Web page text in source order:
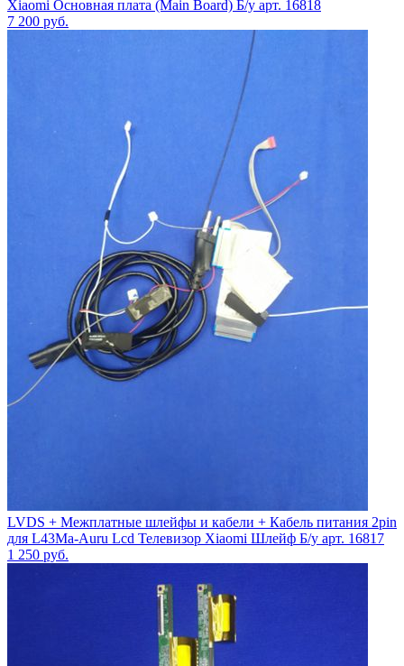
Xiaomi Основная плата (Main Board) Б/у арт. 16818
7 200 руб.
LVDS + Межплатные шлейфы и кабели + Кабель питания 2pin
для L43Ma-Auru Lcd Телевизор Xiaomi Шлейф Б/у арт. 16817
1 250 руб.